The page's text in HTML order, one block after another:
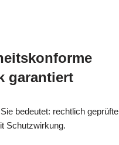
garantiert
bedeutet: rechtlich geprüfte
Schutzwirkung.